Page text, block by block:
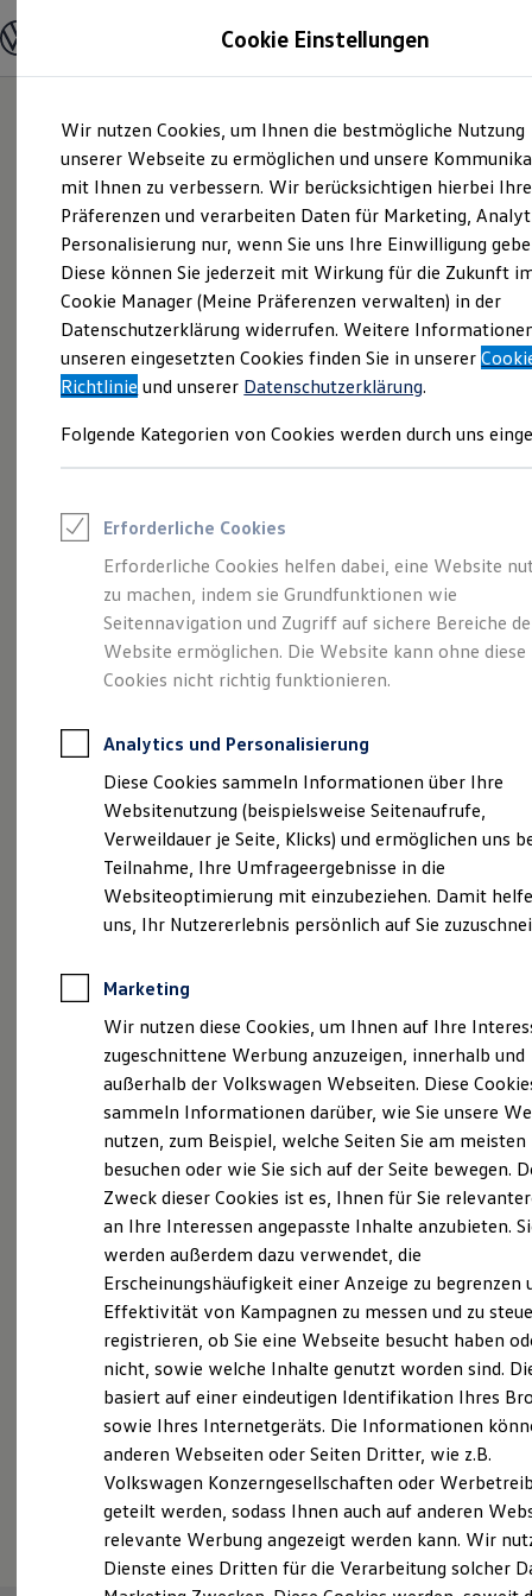
Hauptinhalt
springen
Footer
springen
Modelle und Konfigurator
Modelle vergleichen
Elektroautos
ENERGY Sondermodelle
Nutzfahrzeuge
SUV und CUV
Familienautos
Kombis
Kompaktwagen
Sportwagen
Schnell verfügbare Fahrzeuge
Angebote und Produkte
Aktuelle Angebote
E-Auto-Förderung
Volkswagen Marktplatz
Junge Gebrauchtwagen und Gebrauchtwagen
Saisonangebote
Leasing
Leasing-Angebote
Gebrauchtwagen Leasing
Junge Gebrauchtwagen-Leasing
Elektroauto Leasing
Kleinwagen-Leasing
Leasing ohne Anzahlung
Autokredit mit Schlussrate
Versicherungen und Garantien
Kfz-Versicherung
Restschuldversicherungen
Garantien
Wartungsverträge
Geschäftskunden
Professional Class bei Volkswagen
Großkunden
Behörden
Anpfiff zum Gewinn
Elektroautos
ID. Tutorials
Elektrofahrzeugkonzepte
Reichweite
Reichweite der ID. Modelle
Reichweite im Winter
Laden
Laden unterwegs
Laden Zuhause
Ladezeitensimulator
Batterie
Sicherheit
Garantie und Lebensdauer
Nachhaltigkeit
Technologie
Kosten und Kauf
Verbrauchskosten
Kaufoptionen
E-Auto-Förderung
Software und Konnektivität
Die ID. Software 6
ID. Software Versionen und Updates
Digitale Extras
Schnittstellen zu Ihrem ID.
Abenteuer Leben. Der
Tiguan.
Probefahrt vereinbaren
Fahrzeugangebot anfordern
Servicetermin buchen
Serviceanfrage stellen
Cookie Einstellungen
Wir nutzen Cookies, um Ihnen die bestmögliche Nutzung
unserer Webseite zu ermöglichen und unsere
mit Ihnen zu verbessern. Wir berücksichtigen hierbei Ihre
Präferenzen und verarbeiten Daten für Marketing,
Personalisierung nur, wenn Sie uns Ihre Einwilligung
Diese können Sie jederzeit mit Wirkung für die Zukunft
Cookie Manager (Meine Präferenzen verwalten) in der
Datenschutzerklärung widerrufen. Weitere
unseren eingesetzten Cookies finden Sie in unserer
Richtlinie und unserer Datenschutzerklärung.
Folgende Kategorien von Cookies werden durch uns
Erforderliche Cookies
Erforderliche Cookies helfen dabei, eine Website
zu machen, indem sie Grundfunktionen wie
Seitennavigation und Zugriff auf sichere Bereiche
Website ermöglichen. Die Website kann ohne diese
Cookies nicht richtig funktionieren.
Analytics und Personalisierung
Diese Cookies sammeln Informationen über Ihre
Websitenutzung (beispielsweise Seitenaufrufe,
Verweildauer je Seite, Klicks) und ermöglichen uns
Teilnahme, Ihre Umfrageergebnisse in die
Websiteoptimierung mit einzubeziehen. Damit
uns, Ihr Nutzererlebnis persönlich auf Sie
Marketing
Wir nutzen diese Cookies, um Ihnen auf Ihre
zugeschnittene Werbung anzuzeigen, innerhalb und
außerhalb der Volkswagen Webseiten. Diese
sammeln Informationen darüber, wie Sie unsere
nutzen, zum Beispiel, welche Seiten Sie am meisten
besuchen oder wie Sie sich auf der Seite bewegen.
Zweck dieser Cookies ist es, Ihnen für Sie
an Ihre Interessen angepasste Inhalte anzubieten.
werden außerdem dazu verwendet, die
Erscheinungshäufigkeit einer Anzeige zu begrenzen
Effektivität von Kampagnen zu messen und zu
registrieren, ob Sie eine Webseite besucht haben
nicht, sowie welche Inhalte genutzt worden sind.
basiert auf einer eindeutigen Identifikation Ihres
sowie Ihres Internetgeräts. Die Informationen
anderen Webseiten oder Seiten Dritter, wie z.B.
Volkswagen Konzerngesellschaften oder
geteilt werden, sodass Ihnen auch auf anderen
relevante Werbung angezeigt werden kann. Wir
Dienste eines Dritten für die Verarbeitung solcher